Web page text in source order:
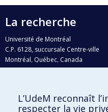
La recherche
Université de Montréal
C.P. 6128, succursale Centre-ville
Montréal, Québec, Canada
H3C 3J7
Qui fait quoi?
L’UdeM reconnaît
respecter la vie